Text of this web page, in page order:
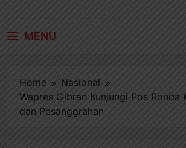
MENU
Home
Nasional
Wapres Gibran Kunjungi Pos Ronda
dan Pesanggrahan